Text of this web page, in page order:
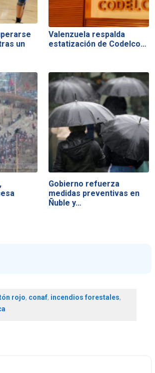
un
Valenzuela respalda
estatización de Codelco…
Gobierno refuerza
medidas preventivas en
Ñuble y…
rojo, conaf, incendios forestales,